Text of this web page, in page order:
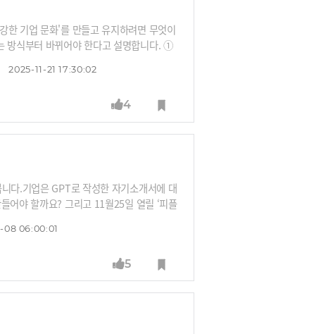
한 기업 문화'를 만들고 유지하려면 무엇이
방식부터 바뀌어야 한다고 설명합니다. ①
2025-11-21 17:30:02
4
다.기업은 GPT로 작성한 자기소개서에 대
어야 할까요? 그리고 11월25일 열릴 ‘피플
불성설이라는 거죠.”“오픈AI는 말로 얘기
08 06:00:01
5